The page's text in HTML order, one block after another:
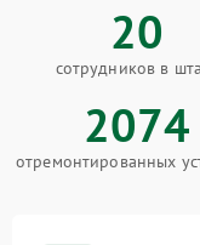
20
сотрудников в
2074
отремонтированных